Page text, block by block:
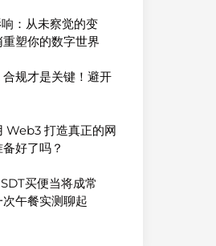
：从未察觉的变
塑你的数字世界
规才是关键！避开
Web3 打造真正的网
好了吗？
买便当将成常
午餐实测聊起